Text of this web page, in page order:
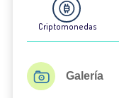
Criptomonedas
Galería